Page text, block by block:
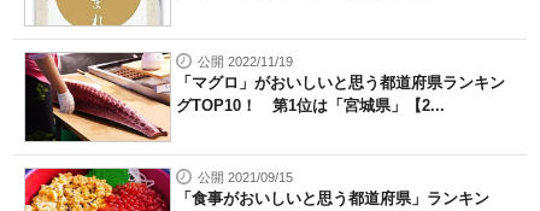
公開 2022/11/19
「マグロ」がおいしいと思う都道府県ランキン
グTOP10！ 第1位は「宮城県」【2...
公開 2021/09/15
「食事がおいしいと思う都道府県」ランキン